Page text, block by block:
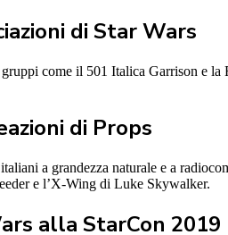
di Star Wars
come il 501 Italica Garrison e
di Props
a grandezza naturale e a
e l’X-Wing di Luke Skywalker.
alla StarCon 2019